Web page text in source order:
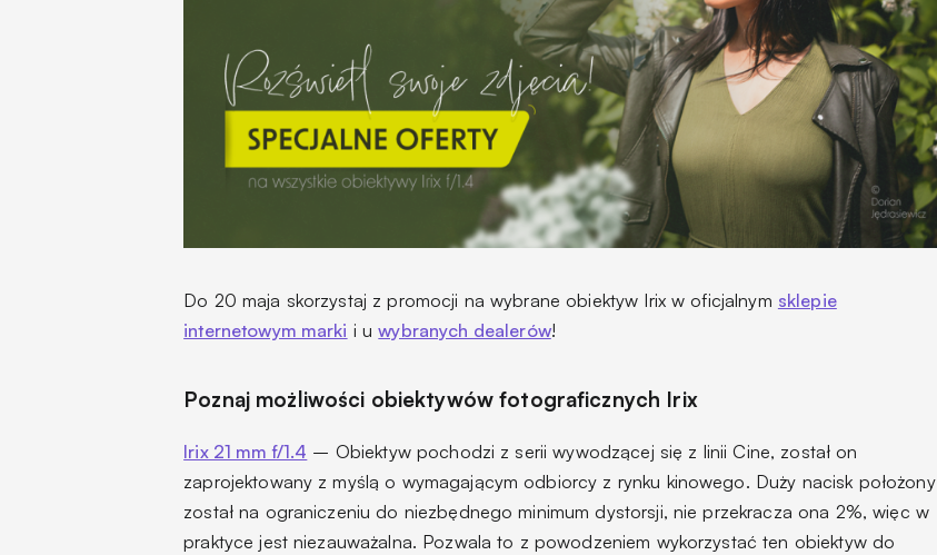
Do 20 maja skorzystaj z promocji na wybrane obiektyw Irix w oficjalnym sklepie
internetowym marki i uwybranych dealerów!
Poznaj możliwości obiektywów fotograficznych Irix
Irix 21 mm f/1.4 – Obiektyw pochodzi z serii wywodzącej się z linii Cine, został on
zaprojektowany z myślą o wymagającym odbiorcy z rynku kinowego. Duży nacisk położony
został na ograniczeniu do niezbędnego minimum dystorsji, nie przekracza ona 2%, więc w
praktyce jest niezauważalna. Pozwala to z powodzeniem wykorzystać ten obiektyw do